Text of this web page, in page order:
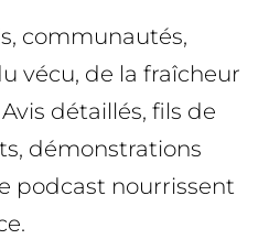
communautés,
vécu, de la fraîcheur
détaillés, fils de
démonstrations
podcast nourrissent